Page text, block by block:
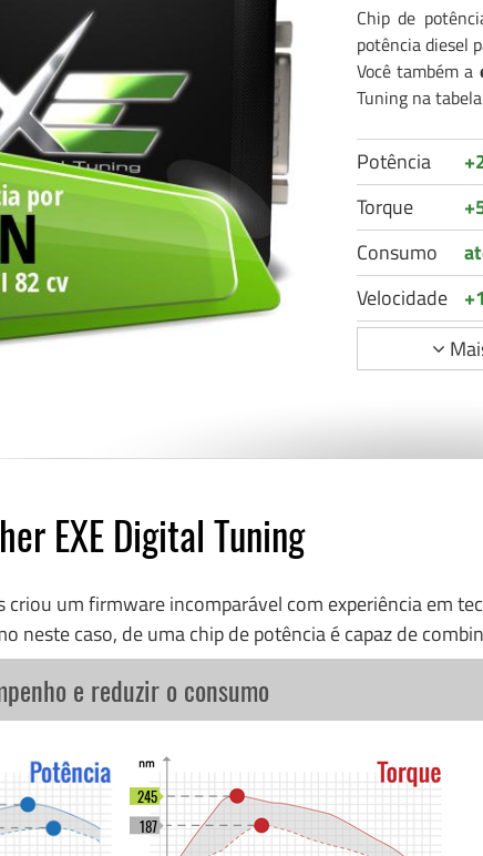
Chip de
potência diesel
Você também a
Tuning na
Potência
Torque
Consumo
Velocidade
EXE Digital Tuning
criou um firmware incomparável com experiência em
neste caso, de uma chip de potência é capaz de
e reduzir o consumo
187
245